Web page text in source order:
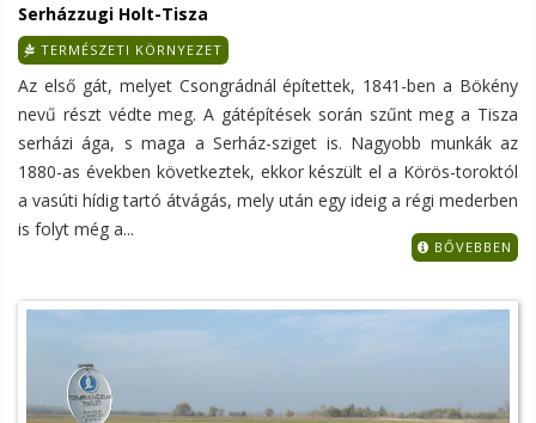
Serházzugi Holt-Tisza
TERMÉSZETI KÖRNYEZET
Az első gát, melyet Csongrádnál építettek, 1841-ben a Bökény
nevű részt védte meg. A gátépítések során szűnt meg a Tisza
serházi ága, s maga a Serház-sziget is. Nagyobb munkák az
1880-as években következtek, ekkor készült el a Körös-toroktól
a vasúti hídig tartó átvágás, mely után egy ideig a régi mederben
is folyt még a...
BŐVEBBEN